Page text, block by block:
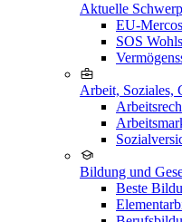
Aktuelle
EU-
SOS
Arbeit, Soziales,
Bildung und
Beste